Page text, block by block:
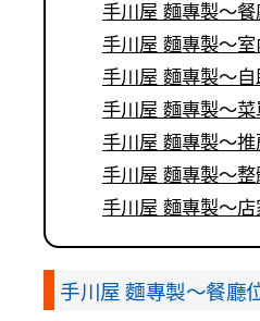
手川屋 麵專製～
手川屋 麵專製～
手川屋 麵專製～自
手川屋 麵專製～菜
手川屋 麵專製～
手川屋 麵專製～
手川屋 麵專製～
手川屋 麵專製～餐廳